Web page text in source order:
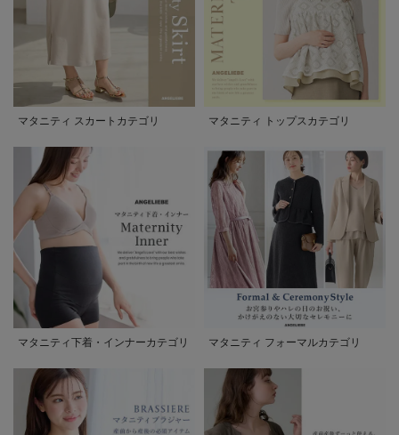
マタニティ スカートカテゴリ マタニティ トップスカテゴリ
マタニティ下着・インナーカテゴリ マタニティ フォーマルカテゴリ